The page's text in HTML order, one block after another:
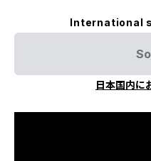
International
日本国内に